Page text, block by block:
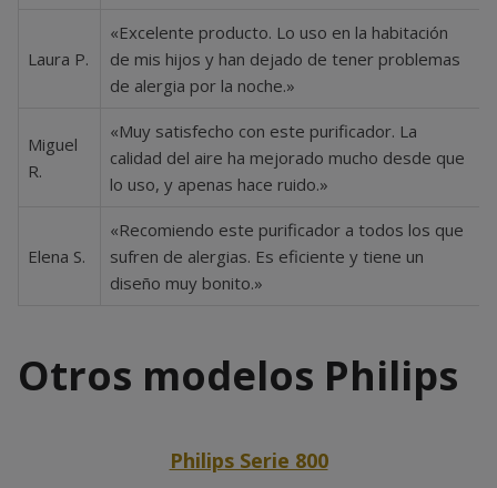
Laura P.
«Excelente producto. Lo uso en la habitación
de mis hijos y han dejado de tener problemas
de alergia por la noche.»
Miguel
R.
«Muy satisfecho con este purificador. La
calidad del aire ha mejorado mucho desde que
lo uso, y apenas hace ruido.»
Elena S.
«Recomiendo este purificador a todos los que
sufren de alergias. Es eficiente y tiene un
diseño muy bonito.»
Otros modelos Philips
Philips Serie 800